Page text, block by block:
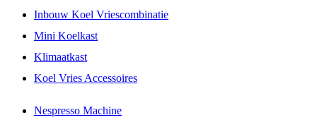
Inbouw Koel Vriescombinatie
Mini Koelkast
Klimaatkast
Koel Vries Accessoires
Nespresso Machine